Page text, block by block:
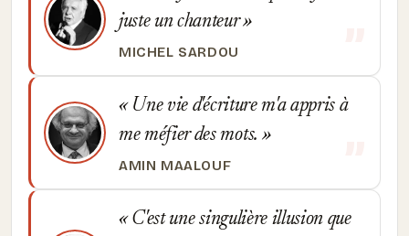
juste un chanteur
MICHEL SARDOU
Une vie d'écriture m'a appris à
me méfier des mots.
AMIN MAALOUF
C'est une singulière illusion que